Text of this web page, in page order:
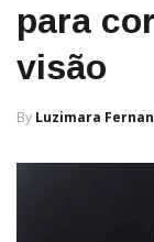
para
visão
By Luzimara